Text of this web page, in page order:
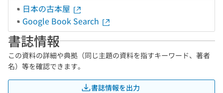
日本の古本屋
Google Book Search
書誌情報
この資料の詳細や典拠（同じ主題の資料を指すキーワード、著者
名）等を確認できます。
書誌情報を出力